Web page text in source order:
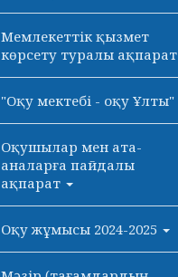
Мемлекеттік қызмет
көрсету туралы ақпарат
"Оқу мектебі - оқу Ұлты"
Оқушылар мен ата-
аналарға пайдалы
ақпарат
Оқу жұмысы 2024-2025